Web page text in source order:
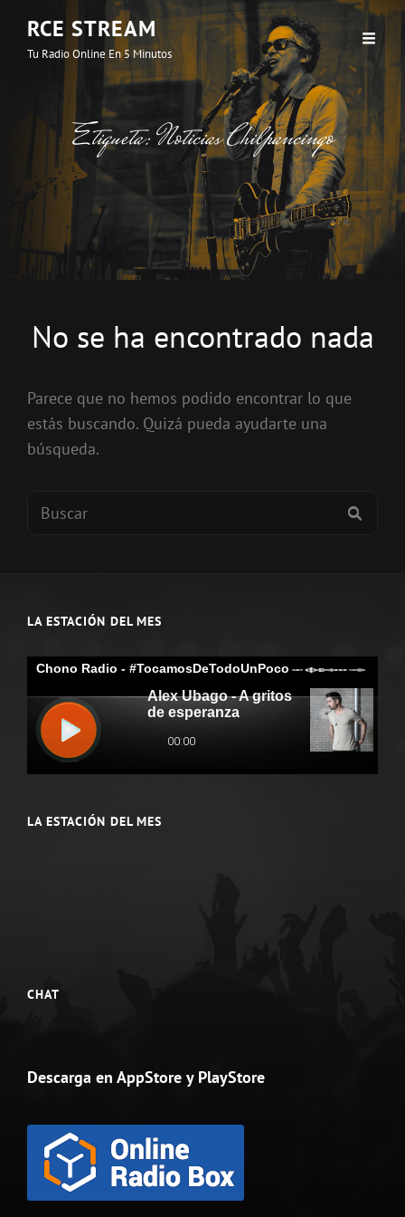
RCE STREAM
Tu Radio Online En 5 Minutos
Etiqueta:Noticias Chilpancingo
No se ha encontrado nada
Parece que no hemos podido encontrar lo que
estás buscando. Quizá pueda ayudarte una
búsqueda.
LA ESTACIÓN DEL MES
LA ESTACIÓN DEL MES
CHAT
Descarga en AppStore y PlayStore